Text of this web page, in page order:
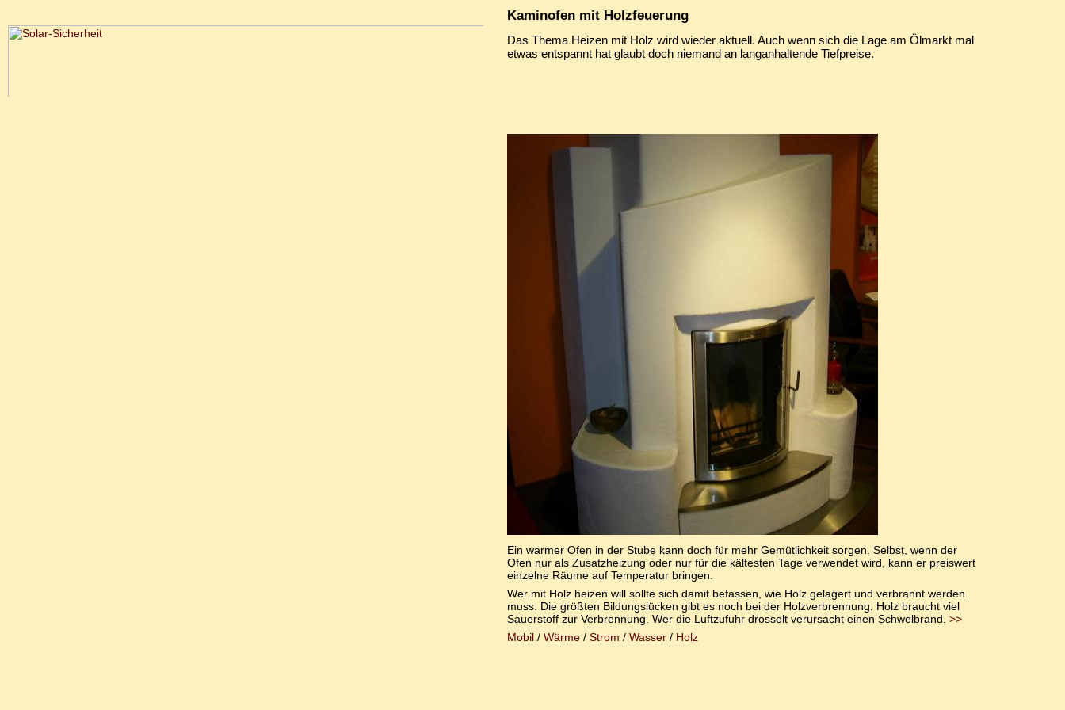
Kaminofen mit Holzfeuerung
Das Thema Heizen mit Holz wird wieder aktuell. Auch wenn sich die Lage am Ölmarkt mal
etwas entspannt hat glaubt doch niemand an langanhaltende Tiefpreise.
Ein warmer Ofen in der Stube kann doch für mehr Gemütlichkeit sorgen. Selbst, wenn der
Ofen nur als Zusatzheizung oder nur für die kältesten Tage verwendet wird, kann er preiswert
einzelne Räume auf Temperatur bringen.
Wer mit Holz heizen will sollte sich damit befassen, wie Holz gelagert und verbrannt werden
muss. Die größten Bildungslücken gibt es noch bei der Holzverbrennung. Holz braucht viel
Sauerstoff zur Verbrennung. Wer die Luftzufuhr drosselt verursacht einen Schwelbrand. >>
Mobil / Wärme / Strom / Wasser / Holz